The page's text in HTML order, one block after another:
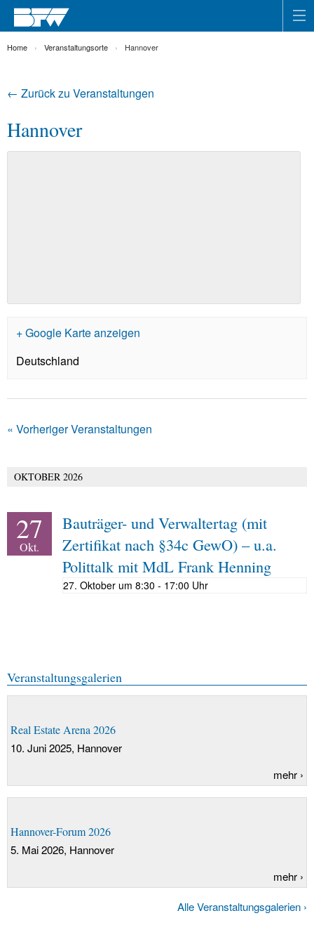
Home Veranstaltungsorte Hannover
← Zurück zu Veranstaltungen
Hannover
+ Google Karte anzeigen
Deutschland
« Vorheriger Veranstaltungen
OKTOBER 2026
27
Okt.
Bauträger- und Verwaltertag (mit
Zertifikat nach §34c GewO) – u.a.
Polittalk mit MdL Frank Henning
27. Oktober um 8:30 - 17:00 Uhr
Veranstaltungsgalerien
Real Estate Arena 2026
10. Juni 2025, Hannover
mehr
Hannover-Forum 2026
5. Mai 2026, Hannover
mehr
Alle Veranstaltungsgalerien